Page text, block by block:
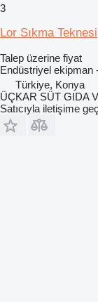
3
Lor Sıkma Teknesi
Talep üzerine fiyat
Endüstriyel ekipman
Türkiye, Konya
ÜÇKAR SÜT GIDA
Satıcıyla iletişime geç